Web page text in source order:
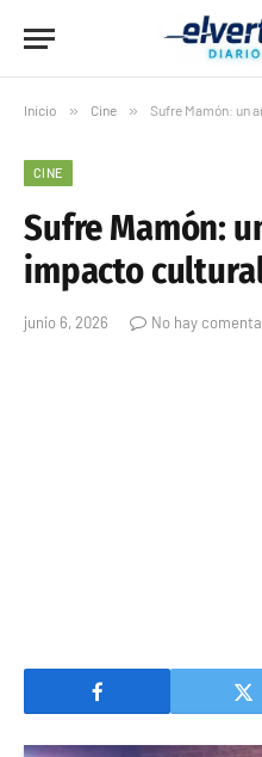
Inicio » Cine » Sufre Mamón: un
CINE
Sufre Mamón:
impacto
junio 6, 2026 No hay